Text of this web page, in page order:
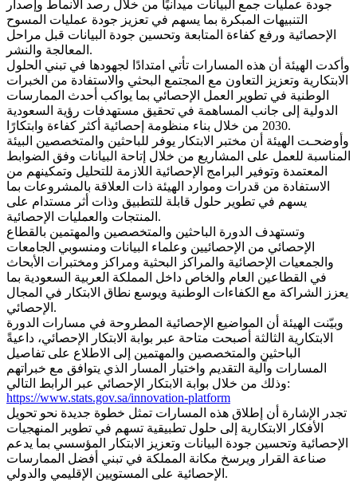
جودة عمليات جمع البيانات ميدانيًا من خلال رصد الأنماط وإصدار
التنبيهات المبكرة بما يسهم في تعزيز جودة عمليات المسوح
الإحصائية ورفع كفاءة المتابعة وتحسين جودة البيانات قبل مراحل
المعالجة والنشر.
وأكدت الهيئة أن هذه المسارات تأتي امتدادًا لجهودها في تبني الحلول
الابتكارية وتعزيز التعاون مع المجتمع البحثي والاستفادة من الخبرات
الوطنية في تطوير العمل الإحصائي بما يواكب أحدث الممارسات
الدولية إلى جانب المساهمة في تحقيق مستهدفات رؤية السعودية
2030 من خلال بناء منظومة إحصائية أكثر كفاءة وابتكارًا.
وأوضحـت الهيئة أن مختبر الابتكار يوفر للباحثين والمتخصصين البيئة
المناسبة للعمل على المشاريع من خلال إتاحة البيانات وفق الضوابط
المعتمدة وتوفير البرامج الإحصائية اللازمة للتحليل وتمكينهم من
الاستفادة من قدرات وموارد الهيئة ذات العلاقة بالمشروعات بما
يسهم في تطوير حلول قابلة للتطبيق وذات أثر مستدام على
المنتجات والعمليات الإحصائية.
وتستهدف الدورة الباحثين والمتخصصين والمهتمين بالقطاع
الإحصائي من الإحصائيين وعلماء البيانات ومنسوبي الجامعات
والجمعيات الإحصائية والمراكز البحثية ومراكز ومختبرات الأبحاث
في القطاعين العام والخاص داخل المملكة العربية السعودية بما
يعزز الشراكة مع الكفاءات الوطنية ويوسع نطاق الابتكار في المجال
الإحصائي.
وبيّنت الهيئة أن المواضيع الإحصائية المطروحة في مسارات الدورة
الابتكارية الثالثة أصبحت متاحة عبر بوابة الابتكار الإحصائي، داعيةً
الباحثين والمتخصصين والمهتمين إلى الاطلاع على تفاصيل
المسارات وآلية التقديم واختيار المسار الذي يتوافق مع خبراتهم
وذلك من خلال بوابة الابتكار الإحصائي عبر الرابط التالي:
https://www.stats.gov.sa/innovation-platform
تجدر الإشارة أن إطلاق هذه المسارات تمثل خطوة جديدة نحو تحويل
الأفكار الابتكارية إلى حلول تطبيقية تسهم في تطوير المنهجيات
الإحصائية وتحسين جودة البيانات وتعزيز الابتكار المؤسسي بما يدعم
صناعة القرار ويرسخ مكانة المملكة في تبني أفضل الممارسات
الإحصائية على المستويين الإقليمي والدولي.